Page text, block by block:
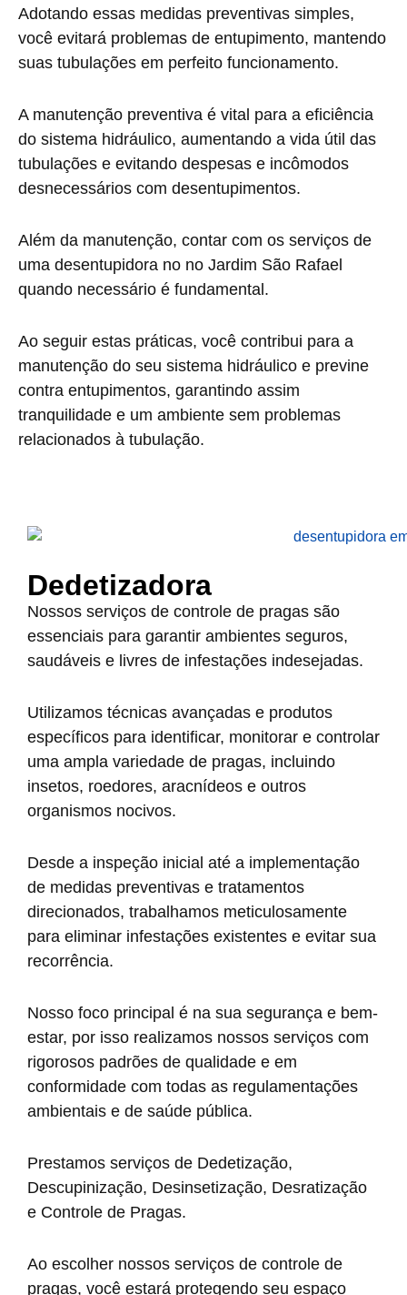
Adotando essas medidas preventivas simples,
você evitará problemas de entupimento, mantendo
suas tubulações em perfeito funcionamento.
A manutenção preventiva é vital para a eficiência
do sistema hidráulico, aumentando a vida útil das
tubulações e evitando despesas e incômodos
desnecessários com desentupimentos.
Além da manutenção, contar com os serviços de
uma desentupidora no no Jardim São Rafael
quando necessário é fundamental.
Ao seguir estas práticas, você contribui para a
manutenção do seu sistema hidráulico e previne
contra entupimentos, garantindo assim
tranquilidade e um ambiente sem problemas
relacionados à tubulação.
Dedetizadora
Nossos serviços de controle de pragas são
essenciais para garantir ambientes seguros,
saudáveis e livres de infestações indesejadas.
Utilizamos técnicas avançadas e produtos
específicos para identificar, monitorar e controlar
uma ampla variedade de pragas, incluindo
insetos, roedores, aracnídeos e outros
organismos nocivos.
Desde a inspeção inicial até a implementação
de medidas preventivas e tratamentos
direcionados, trabalhamos meticulosamente
para eliminar infestações existentes e evitar sua
recorrência.
Nosso foco principal é na sua segurança e bem-
estar, por isso realizamos nossos serviços com
rigorosos padrões de qualidade e em
conformidade com todas as regulamentações
ambientais e de saúde pública.
Prestamos serviços de Dedetização,
Descupinização, Desinsetização, Desratização
e Controle de Pragas.
Ao escolher nossos serviços de controle de
pragas, você estará protegendo seu espaço